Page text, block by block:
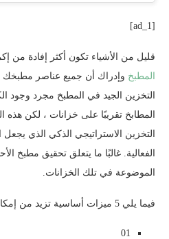
[ad_1]
قليل من الأشياء تكون أكثر إفادة من
المطبخ وإدراك أن جميع عناصر مطبخك
التخزين الجيد في المطبخ مجرد وجود
المطابخ تقريبًا على خزانات ، لكن هذه
التخزين الاستراتيجي الذكي الذي
الفعالية. غالبًا ما يتعلق تحقيق مطبخ
الموضوعة في تلك الخزانات.
فيما يلي 5 ميزات أساسية تزيد من إمكانات التخزين لخزائن مطبخك.
01